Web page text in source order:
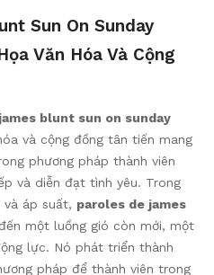
Sun On Sunday
Văn Hóa Và Cộng
blunt sun on sunday
và cộng đồng tân tiến mang
phương pháp thành viên
và diễn đạt tình yêu. Trong
áp suất, paroles de james
một luồng gió còn mới, một
lực. Nó phát triển thành
pháp để thành viên trong